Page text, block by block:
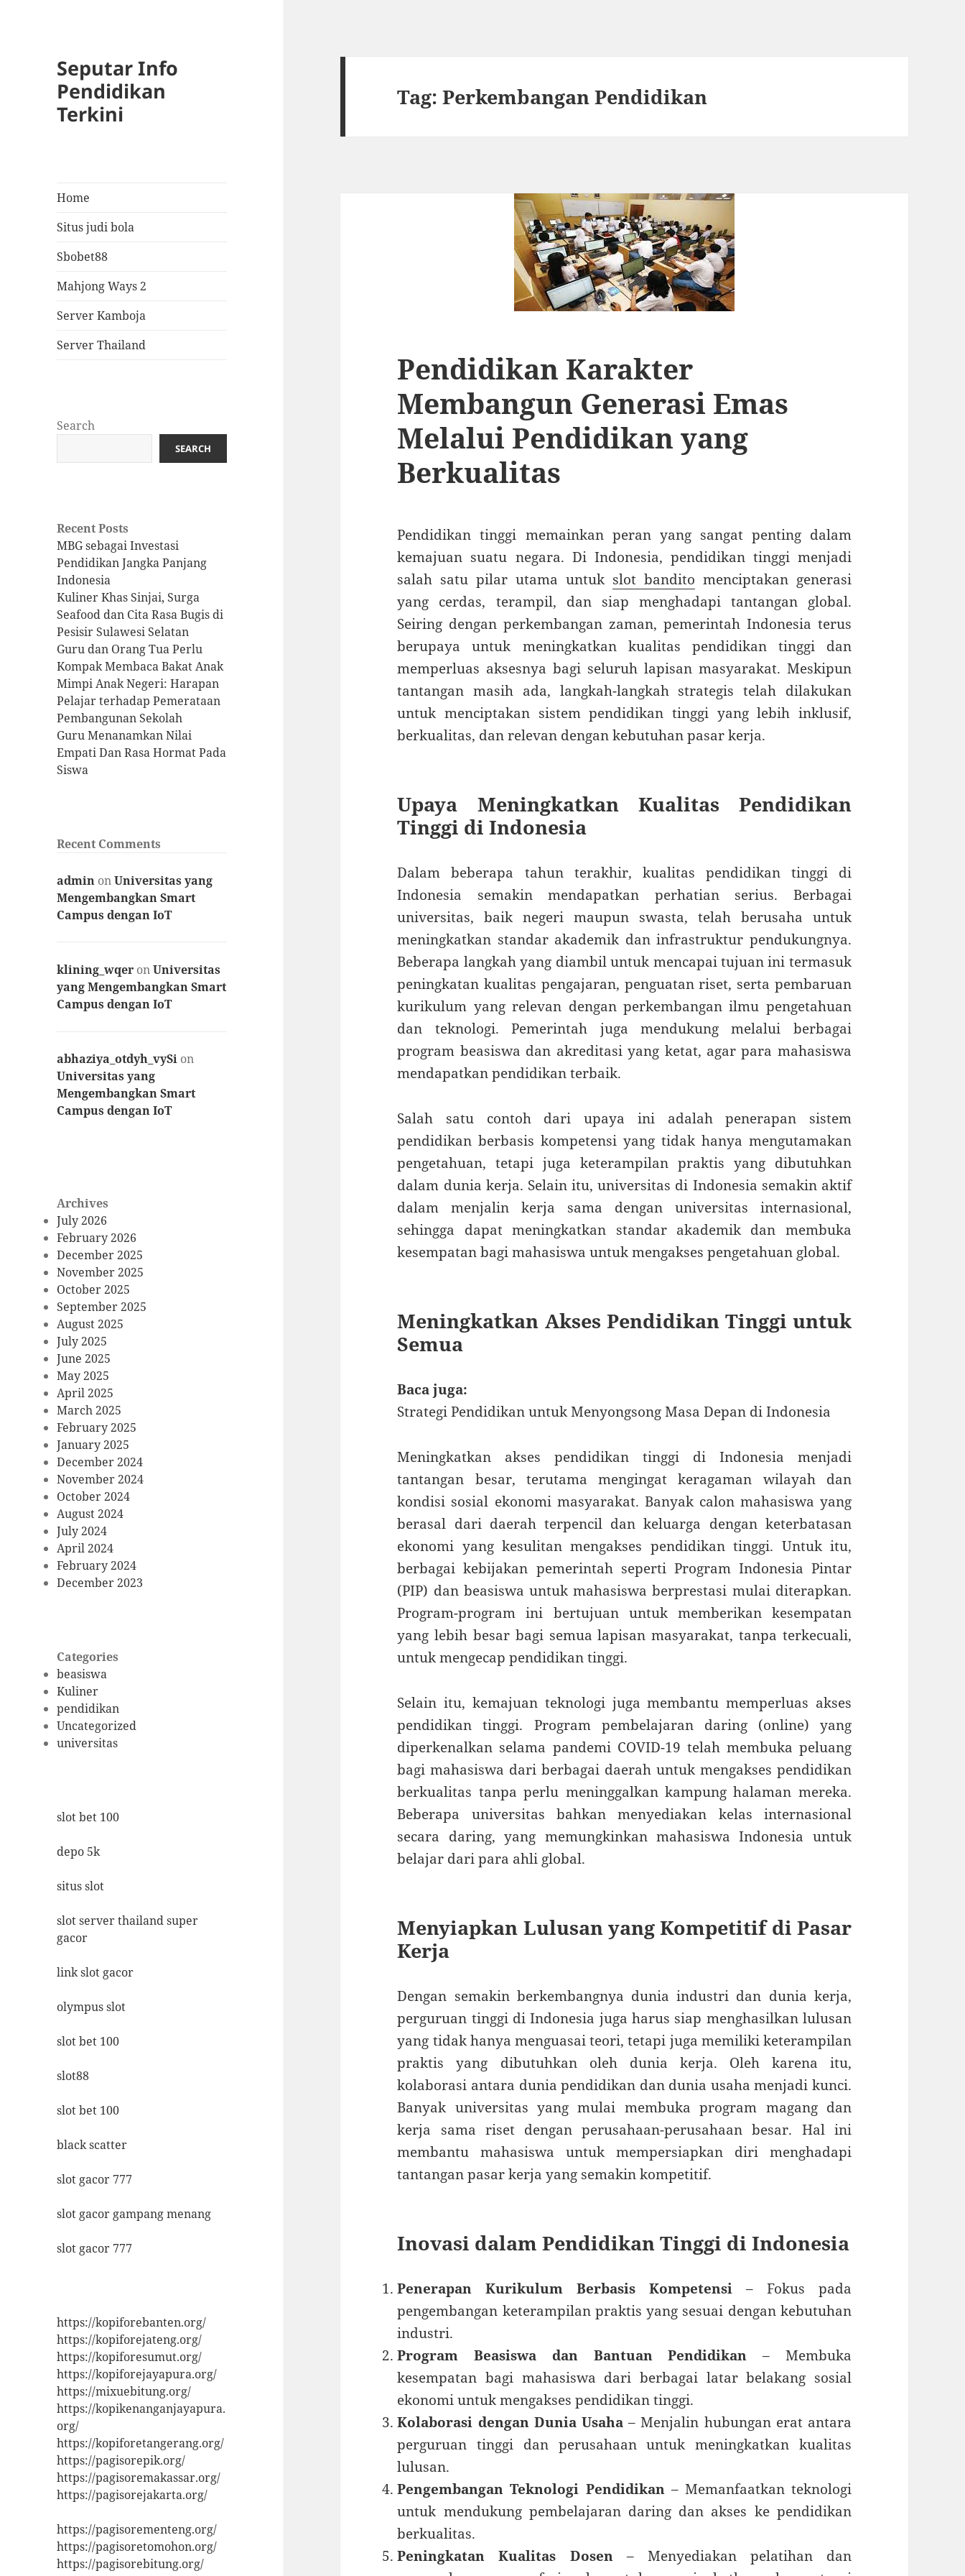
Seputar Info
Pendidikan
Terkini
Home
Situs judi bola
Sbobet88
Mahjong Ways 2
Server Kamboja
Server Thailand
Search
SEARCH
Recent Posts
MBG sebagai Investasi
Pendidikan Jangka Panjang
Indonesia
Kuliner Khas Sinjai, Surga
Seafood dan Cita Rasa Bugis di
Pesisir Sulawesi Selatan
Guru dan Orang Tua Perlu
Kompak Membaca Bakat Anak
Mimpi Anak Negeri: Harapan
Pelajar terhadap Pemerataan
Pembangunan Sekolah
Guru Menanamkan Nilai
Empati Dan Rasa Hormat Pada
Siswa
Recent Comments
admin onUniversitas yang
Mengembangkan Smart
Campus dengan IoT
klining_wqer onUniversitas
yang Mengembangkan Smart
Campus dengan IoT
abhaziya_otdyh_vySi on
Universitas yang
Mengembangkan Smart
Campus dengan IoT
Archives
July 2026
February 2026
December 2025
November 2025
October 2025
September 2025
August 2025
July 2025
June 2025
May 2025
April 2025
March 2025
February 2025
January 2025
December 2024
November 2024
October 2024
August 2024
July 2024
April 2024
February 2024
December 2023
Categories
beasiswa
Kuliner
pendidikan
Uncategorized
universitas
slot bet 100
depo 5k
situs slot
slot server thailand super
gacor
link slot gacor
olympus slot
slot bet 100
slot88
slot bet 100
black scatter
slot gacor 777
slot gacor gampang menang
slot gacor 777
https://kopiforebanten.org/
https://kopiforejateng.org/
https://kopiforesumut.org/
https://kopiforejayapura.org/
https://mixuebitung.org/
https://kopikenanganjayapura.
org/
https://kopiforetangerang.org/
https://pagisorepik.org/
https://pagisoremakassar.org/
https://pagisorejakarta.org/
https://pagisorementeng.org/
https://pagisoretomohon.org/
https://pagisorebitung.org/
Tag:Perkembangan Pendidikan
Pendidikan Karakter
Membangun Generasi Emas
Melalui Pendidikan yang
Berkualitas
Pendidikan tinggi memainkan peran yang sangat penting dalam
kemajuan suatu negara. Di Indonesia, pendidikan tinggi menjadi
salah satu pilar utama untuk slot bandito menciptakan generasi
yang cerdas, terampil, dan siap menghadapi tantangan global.
Seiring dengan perkembangan zaman, pemerintah Indonesia terus
berupaya untuk meningkatkan kualitas pendidikan tinggi dan
memperluas aksesnya bagi seluruh lapisan masyarakat. Meskipun
tantangan masih ada, langkah-langkah strategis telah dilakukan
untuk menciptakan sistem pendidikan tinggi yang lebih inklusif,
berkualitas, dan relevan dengan kebutuhan pasar kerja.
Upaya Meningkatkan Kualitas Pendidikan
Tinggi di Indonesia
Dalam beberapa tahun terakhir, kualitas pendidikan tinggi di
Indonesia semakin mendapatkan perhatian serius. Berbagai
universitas, baik negeri maupun swasta, telah berusaha untuk
meningkatkan standar akademik dan infrastruktur pendukungnya.
Beberapa langkah yang diambil untuk mencapai tujuan ini termasuk
peningkatan kualitas pengajaran, penguatan riset, serta pembaruan
kurikulum yang relevan dengan perkembangan ilmu pengetahuan
dan teknologi. Pemerintah juga mendukung melalui berbagai
program beasiswa dan akreditasi yang ketat, agar para mahasiswa
mendapatkan pendidikan terbaik.
Salah satu contoh dari upaya ini adalah penerapan sistem
pendidikan berbasis kompetensi yang tidak hanya mengutamakan
pengetahuan, tetapi juga keterampilan praktis yang dibutuhkan
dalam dunia kerja. Selain itu, universitas di Indonesia semakin aktif
dalam menjalin kerja sama dengan universitas internasional,
sehingga dapat meningkatkan standar akademik dan membuka
kesempatan bagi mahasiswa untuk mengakses pengetahuan global.
Meningkatkan Akses Pendidikan Tinggi untuk
Semua
Baca juga:
Strategi Pendidikan untuk Menyongsong Masa Depan di Indonesia
Meningkatkan akses pendidikan tinggi di Indonesia menjadi
tantangan besar, terutama mengingat keragaman wilayah dan
kondisi sosial ekonomi masyarakat. Banyak calon mahasiswa yang
berasal dari daerah terpencil dan keluarga dengan keterbatasan
ekonomi yang kesulitan mengakses pendidikan tinggi. Untuk itu,
berbagai kebijakan pemerintah seperti Program Indonesia Pintar
(PIP) dan beasiswa untuk mahasiswa berprestasi mulai diterapkan.
Program-program ini bertujuan untuk memberikan kesempatan
yang lebih besar bagi semua lapisan masyarakat, tanpa terkecuali,
untuk mengecap pendidikan tinggi.
Selain itu, kemajuan teknologi juga membantu memperluas akses
pendidikan tinggi. Program pembelajaran daring (online) yang
diperkenalkan selama pandemi COVID-19 telah membuka peluang
bagi mahasiswa dari berbagai daerah untuk mengakses pendidikan
berkualitas tanpa perlu meninggalkan kampung halaman mereka.
Beberapa universitas bahkan menyediakan kelas internasional
secara daring, yang memungkinkan mahasiswa Indonesia untuk
belajar dari para ahli global.
Menyiapkan Lulusan yang Kompetitif di Pasar
Kerja
Dengan semakin berkembangnya dunia industri dan dunia kerja,
perguruan tinggi di Indonesia juga harus siap menghasilkan lulusan
yang tidak hanya menguasai teori, tetapi juga memiliki keterampilan
praktis yang dibutuhkan oleh dunia kerja. Oleh karena itu,
kolaborasi antara dunia pendidikan dan dunia usaha menjadi kunci.
Banyak universitas yang mulai membuka program magang dan
kerja sama riset dengan perusahaan-perusahaan besar. Hal ini
membantu mahasiswa untuk mempersiapkan diri menghadapi
tantangan pasar kerja yang semakin kompetitif.
Inovasi dalam Pendidikan Tinggi di Indonesia
Penerapan Kurikulum Berbasis Kompetensi – Fokus pada
pengembangan keterampilan praktis yang sesuai dengan kebutuhan
industri.
Program Beasiswa dan Bantuan Pendidikan – Membuka
kesempatan bagi mahasiswa dari berbagai latar belakang sosial
ekonomi untuk mengakses pendidikan tinggi.
Kolaborasi dengan Dunia Usaha– Menjalin hubungan erat antara
perguruan tinggi dan perusahaan untuk meningkatkan kualitas
lulusan.
Pengembangan Teknologi Pendidikan– Memanfaatkan teknologi
untuk mendukung pembelajaran daring dan akses ke pendidikan
berkualitas.
Peningkatan Kualitas Dosen– Menyediakan pelatihan dan